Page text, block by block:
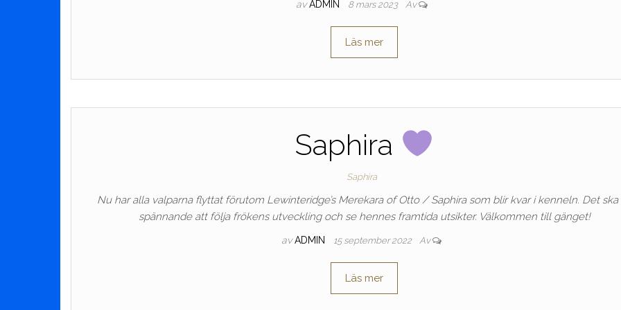
av ADMIN 8 mars 2023 Av
Läs mer
Saphira
Saphira
Nu har alla valparna flyttat förutom Lewinteridge’s Merekara of Otto / Saphira som blir kvar i kenneln. Det ska
spännande att följa frökens utveckling och se hennes framtida utsikter. Välkommen till gänget!
av ADMIN 15 september 2022 Av
Läs mer